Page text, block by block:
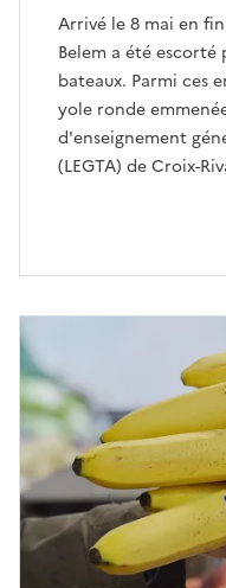
Arrivé le 8 mai en
Belem a été escorté
bateaux. Parmi ces
yole ronde
d'enseignement
(LEGTA) de Croix-